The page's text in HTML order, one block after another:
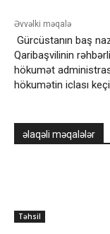
Əvvəlki məqalə
Gürcüstanın baş
Qaribaşvilinin
hökumət
hökumətin iclası
əlaqəli məqalələr
Təhsil